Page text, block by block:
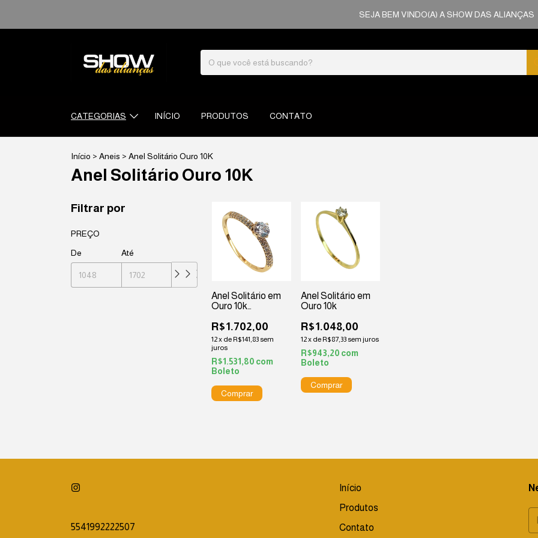
SEJA BEM VINDO(A) A SHOW DAS ALIANÇAS
CATEGORIAS INÍCIO PRODUTOS CONTATO
Início > Aneis > Anel Solitário Ouro 10K
Anel Solitário Ouro 10K
Filtrar por
PREÇO
De
Até
Anel Solitário em
Ouro 10k
R$1.702,00
12x de R$141,83sem
juros
R$1.531,80 com
Boleto
Anel Solitário em
Ouro 10k
R$1.048,00
12x de R$87,33sem juros
R$943,20 com
Boleto
5541992222507
Início
Produtos
Contato